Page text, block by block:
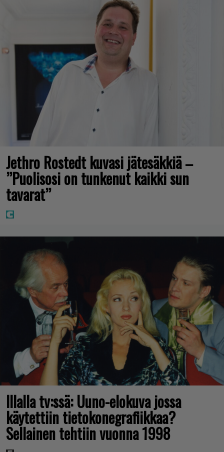
Jethro Rostedt kuvasi jätesäkkiä –
”Puolisosi on tunkenut kaikki sun
tavarat”
Illalla tv:ssä: Uuno-elokuva jossa
käytettiin tietokonegrafiikkaa?
Sellainen tehtiin vuonna 1998